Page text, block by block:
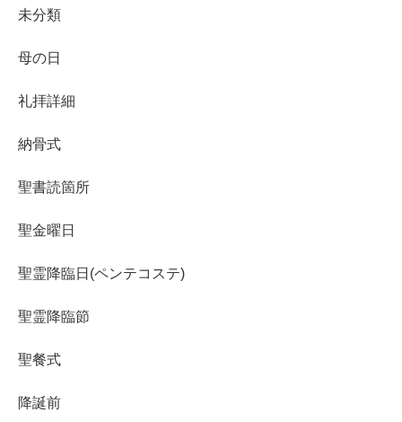
未分類
母の日
礼拝詳細
納骨式
聖書読箇所
聖金曜日
聖霊降臨日(ペンテコステ)
聖霊降臨節
聖餐式
降誕前